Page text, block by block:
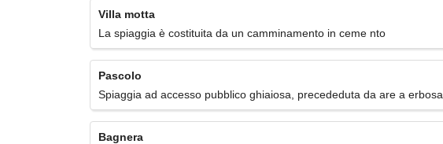
Villa motta
La spiaggia è costituita da un camminamento in ceme nto
Pascolo
Spiaggia ad accesso pubblico ghiaiosa, precededuta da are a erbosa
Bagnera